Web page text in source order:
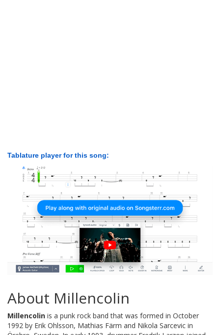
Tablature player for this song:
About Millencolin
Millencolin is a punk rock band that was formed in October
1992 by Erik Ohlsson, Mathias Färm and Nikola Sarcevic in